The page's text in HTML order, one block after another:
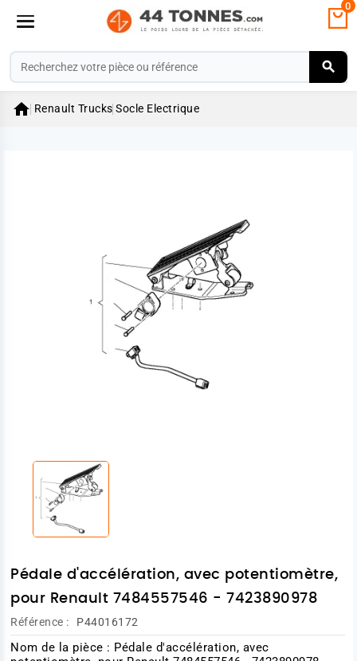
0
 Renault Trucks Socle Electrique
Pédale d'accélération, avec potentiomètre,
pour Renault 7484557546 - 7423890978
Référence : P44016172
Nom de la pièce : Pédale d'accélération, avec